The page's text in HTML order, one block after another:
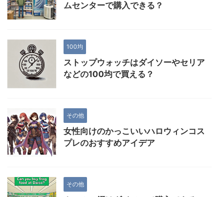
ムセンターで購入できる？
100均
ストップウォッチはダイソーやセリア
などの100均で買える？
その他
女性向けのかっこいいハロウィンコス
プレのおすすめアイデア
その他